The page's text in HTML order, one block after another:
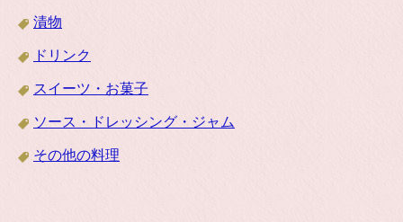
漬物
ドリンク
スイーツ・お菓子
ソース・ドレッシング・ジャム
その他の料理